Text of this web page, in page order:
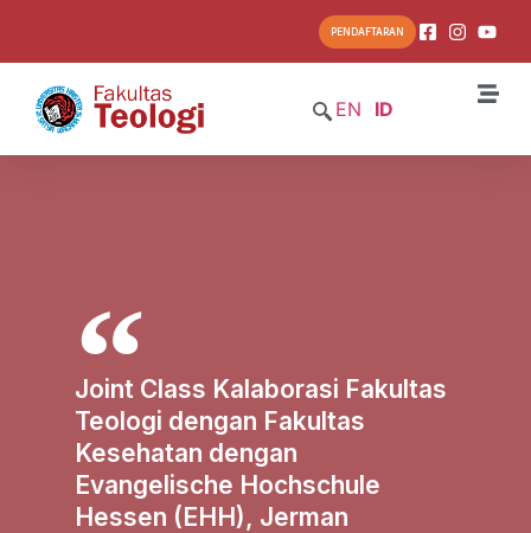
PENDAFTARAN
EN ID
Joint Class Kalaborasi Fakultas
Teologi dengan Fakultas
Kesehatan dengan
Evangelische Hochschule
Hessen (EHH), Jerman